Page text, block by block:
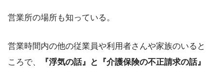
営業所の場所も知っている。
営業時間内の他の従業員や利用者さんや家族のいると
ころで、
『浮気の話』と『介護保険の不正請求の話』